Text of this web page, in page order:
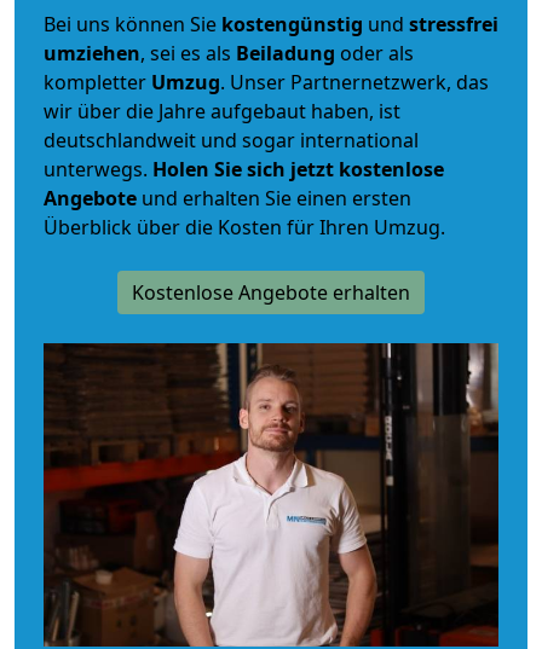
Bei uns können Sie kostengünstig und stressfrei
umziehen, sei es als Beiladung oder als
kompletter Umzug. Unser Partnernetzwerk, das
wir über die Jahre aufgebaut haben, ist
deutschlandweit und sogar international
unterwegs. Holen Sie sich jetzt kostenlose
Angebote und erhalten Sie einen ersten
Überblick über die Kosten für Ihren Umzug.
Kostenlose Angebote erhalten